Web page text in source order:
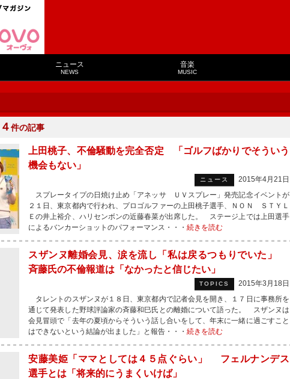
ニュース
NEWS
音楽
MUSIC
４件の記事
上田桃子、不倫騒動を完全否定 「ゴルフばかりでそういう
機会もない」
ニュース
2015年4月21日
スプレータイプの日焼け止め「アネッサ ＵＶスプレー」発売記念イベントが
２１日、東京都内で行われ、プロゴルファーの上田桃子選手、ＮＯＮ ＳＴＹＬ
Ｅの井上裕介、ハリセンボンの近藤春菜が出席した。 ステージ上では上田選手
によるバンカーショットのパフォーマンス・・・ 続きを読む
スザンヌ離婚会見、涙を流し「私は戻るつもりでいた」
斉藤氏の不倫報道は「なかったと信じたい」
TOPICS
2015年3月18日
タレントのスザンヌが１８日、東京都内で記者会見を開き、１７日に事務所を
通じて発表した野球評論家の斉藤和巳氏との離婚について語った。 スザンヌは
会見冒頭で「去年の夏頃からそういう話し合いをして、年末に一緒に過ごすこと
はできないという結論が出ました」と報告・・・ 続きを読む
安藤美姫「ママとしては４５点ぐらい」 フェルナンデス
選手とは「将来的にうまくいけば」